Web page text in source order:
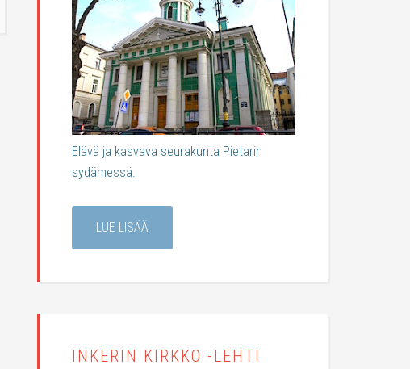
Elävä ja kasvava seurakunta Pietarin
sydämessä.
LUE LISÄÄ
INKERIN KIRKKO -LEHTI